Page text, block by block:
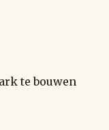
te bouwen